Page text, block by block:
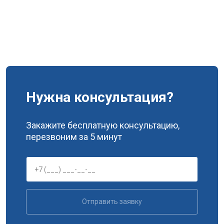
Нужна консультация?
Закажите бесплатную консультацию,
перезвоним за 5 минут
Отправить заявку